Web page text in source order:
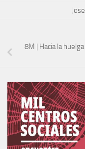
8M | Hacia la